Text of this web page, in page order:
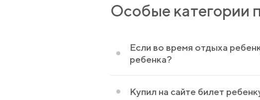
Особые категории
Если во время отдыха
ребенка?
Купил на сайте билет